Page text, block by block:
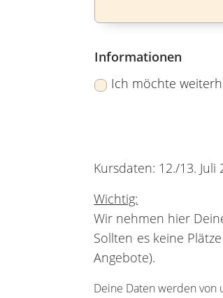
Informationen
Ich möchte
Kursdaten: 12./13.
Wichtig:
Wir nehmen hier
Sollten es keine
Angebote).
Deine Daten werden